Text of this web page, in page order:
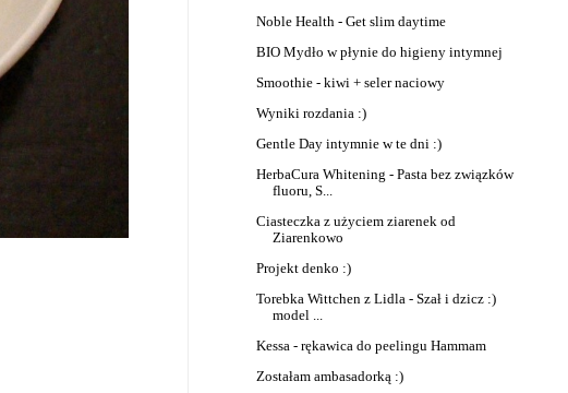
Noble Health - Get slim daytime
BIO Mydło w płynie do higieny intymnej
Smoothie - kiwi + seler naciowy
Wyniki rozdania :)
Gentle Day intymnie w te dni :)
HerbaCura Whitening - Pasta bez związków
fluoru, S...
Ciasteczka z użyciem ziarenek od
Ziarenkowo
Projekt denko :)
Torebka Wittchen z Lidla - Szał i dzicz :)
model ...
Kessa - rękawica do peelingu Hammam
Zostałam ambasadorką :)